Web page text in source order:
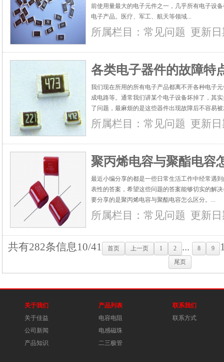
前使用量最大的电子元件之一，几乎所有电子设
电子产品。医疗、军工、航天等领域...
所属栏目： 常见问题 更新
各类电子器件的故障特
我们现在所用的所有电子产品都离不开各种电子
成电路等。通常我们讲某个电子设备坏掉了，其
了问题，最麻烦的是这些器件出现故障后不容易
度，所以我总结了一些器件故障的损坏特点，希
所属栏目： 常见问题 更新
聚丙烯电容与聚酯电容
最近小编分享的都是一些日常生活工作中经常遇
表性的答案，希望这些问题的答案能够切实的解
要分享的是聚丙烯电容与聚酯电容怎么区分。...
所属栏目： 常见问题 更新
共有282条信息10/41 首页 上一页 1 2 ... 8 9
尾页
关于我们
关于佳益
公司新闻
产品知识
产品列表
电容电阻
电感磁珠
二三极管
联系我们
联系方式